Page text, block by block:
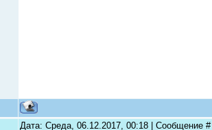
Дата: Среда, 06.12.2017, 00:18 | Сообщение #